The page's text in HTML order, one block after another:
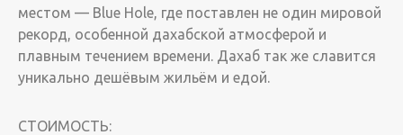
местом — Blue Hole, где поставлен не один мировой
рекорд, особенной дахабской атмосферой и
плавным течением времени. Дахаб так же славится
уникально дешёвым жильём и едой.
СТОИМОСТЬ: